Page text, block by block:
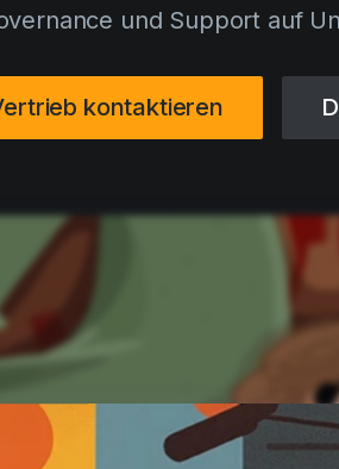
und Support auf
kontaktieren